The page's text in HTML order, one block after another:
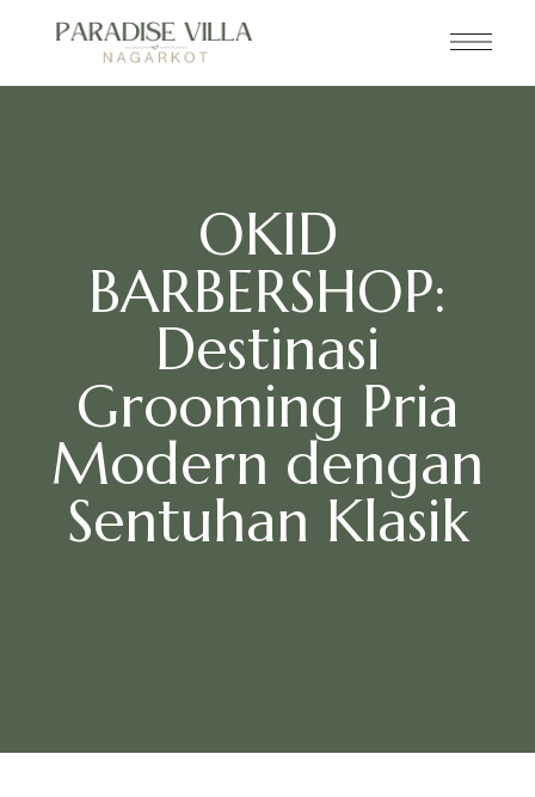
OKID
BARBERSHOP:
Destinasi
Grooming Pria
Modern dengan
Sentuhan Klasik